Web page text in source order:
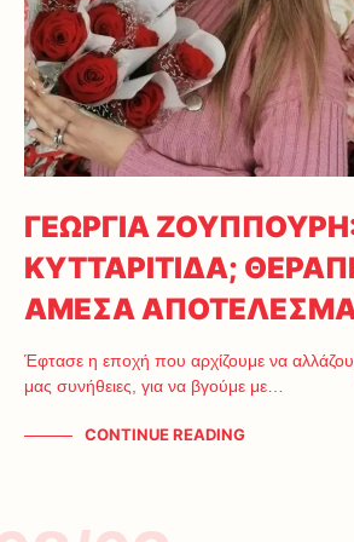
ΓΕΩΡΓΙΑ
ΚΥΤΤΑΡΙΤΙΔΑ;
ΑΜΕΣΑ
Έφτασε η εποχή που αρχίζουμε να
μας συνήθειες, για να βγούμε με…
CONTINUE READING